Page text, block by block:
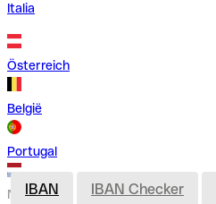
Italia
Österreich
België
Portugal
Nederland
IBAN IBAN Checker